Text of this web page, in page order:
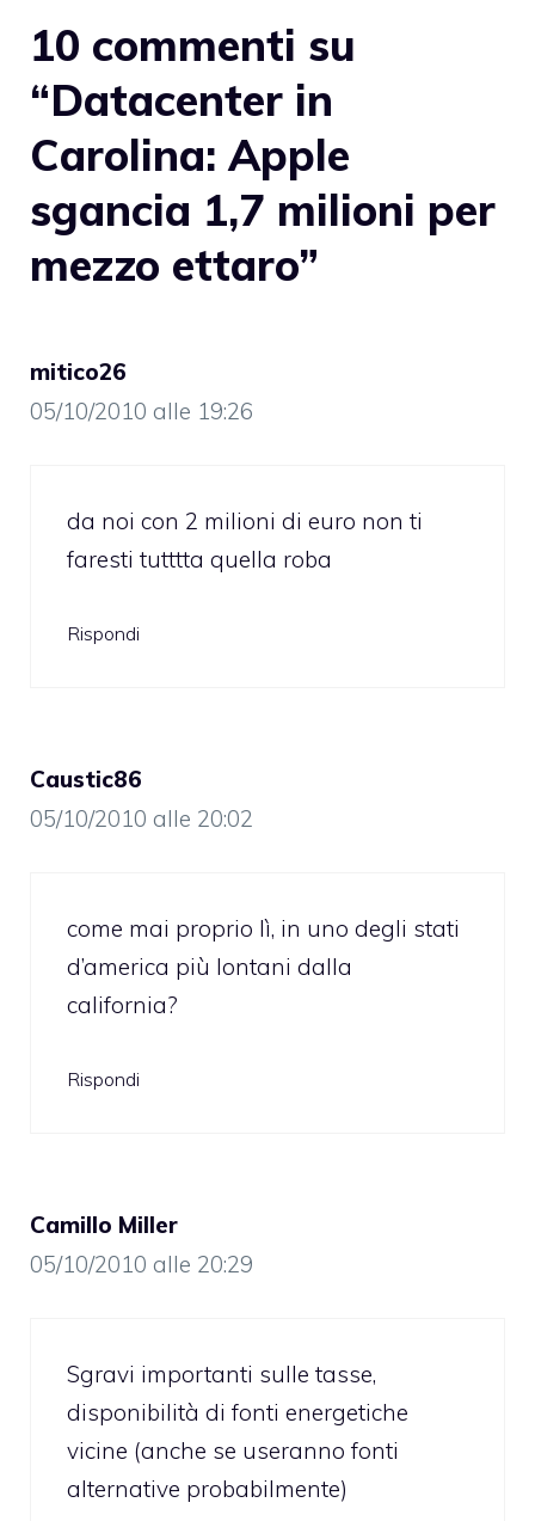
10 commenti su
“Datacenter in
Carolina: Apple
sgancia 1,7 milioni per
mezzo ettaro”
mitico26
05/10/2010 alle 19:26
da noi con 2 milioni di euro non ti
faresti tutttta quella roba
Rispondi
Caustic86
05/10/2010 alle 20:02
come mai proprio lì, in uno degli stati
d’america più lontani dalla
california?
Rispondi
Camillo Miller
05/10/2010 alle 20:29
Sgravi importanti sulle tasse,
disponibilità di fonti energetiche
vicine (anche se useranno fonti
alternative probabilmente)